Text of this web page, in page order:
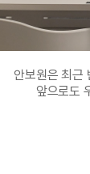
안보원은 최근
앞으로도